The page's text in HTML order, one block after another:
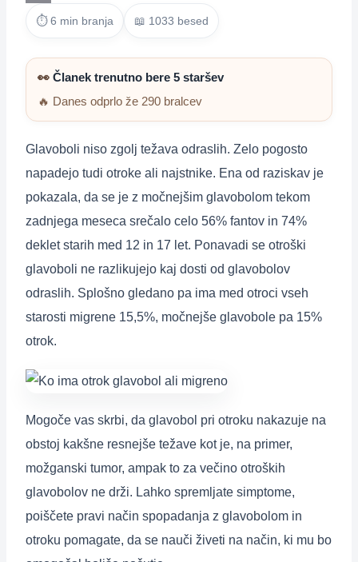
Email
⏱ 6 min branja 📖 1033 besed
👀 Članek trenutno bere 5 staršev
🔥 Danes odprlo že 290 bralcev
Glavoboli niso zgolj težava odraslih. Zelo pogosto
napadejo tudi otroke ali najstnike. Ena od raziskav je
pokazala, da se je z močnejšim glavobolom tekom
zadnjega meseca srečalo celo 56% fantov in 74%
deklet starih med 12 in 17 let. Ponavadi se otroški
glavoboli ne razlikujejo kaj dosti od glavobolov
odraslih. Splošno gledano pa ima med otroci vseh
starosti migrene 15,5%, močnejše glavobole pa 15%
otrok.
Mogoče vas skrbi, da glavobol pri otroku nakazuje na
obstoj kakšne resnejše težave kot je, na primer,
možganski tumor, ampak to za večino otroških
glavobolov ne drži. Lahko spremljate simptome,
poiščete pravi način spopadanja z glavobolom in
otroku pomagate, da se nauči živeti na način, ki mu bo